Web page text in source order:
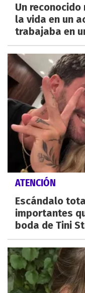
Un
la vida en un
trabajaba en
ATENCIÓN
Escándalo
importantes
boda de Tini